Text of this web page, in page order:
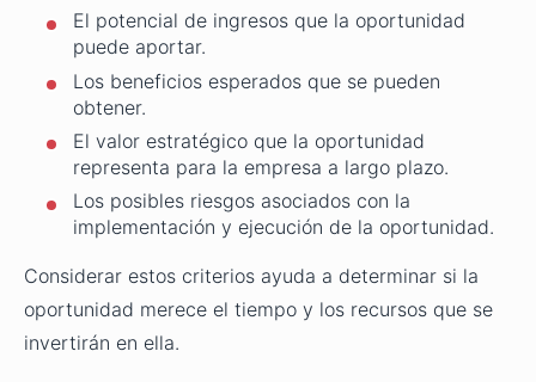
El potencial de ingresos que la oportunidad
puede aportar.
Los beneficios esperados que se pueden
obtener.
El valor estratégico que la oportunidad
representa para la empresa a largo plazo.
Los posibles riesgos asociados con la
implementación y ejecución de la oportunidad.
Considerar estos criterios ayuda a determinar si la
oportunidad merece el tiempo y los recursos que se
invertirán en ella.